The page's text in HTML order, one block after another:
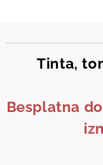
Tinta,
Besplatna